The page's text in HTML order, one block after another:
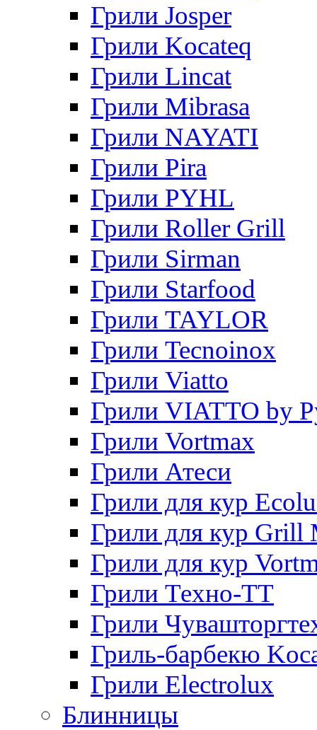
Грили Josper
Грили Kocateq
Грили Lincat
Грили Mibrasa
Грили NAYATI
Грили Pira
Грили PYHL
Грили Roller Grill
Грили Sirman
Грили Starfood
Грили TAYLOR
Грили Tecnoinox
Грили Viatto
Грили VIATTO by
Грили Vortmax
Грили Атеси
Грили для кур
Грили для кур Grill
Грили для кур
Грили Техно-ТТ
Грили
Гриль-барбекю
Грили Electrolux
Блинницы